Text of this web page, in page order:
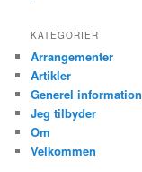
KATEGORIER
Arrangementer
Artikler
Generel information
Jeg tilbyder
Om
Velkommen